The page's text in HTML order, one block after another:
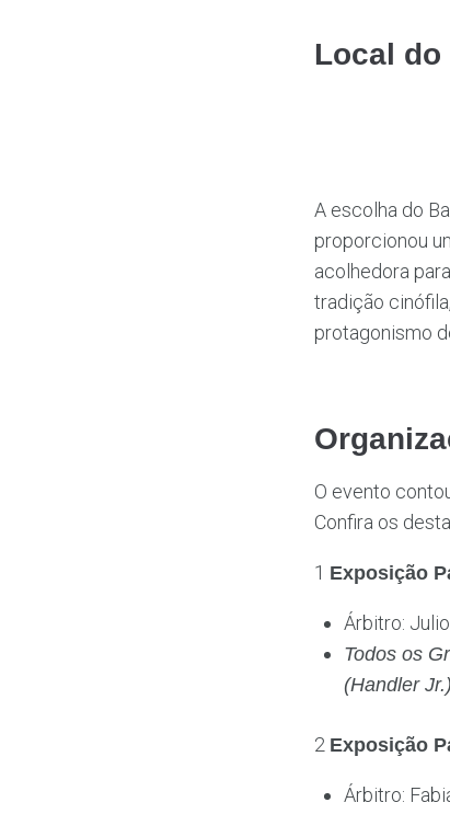
Local do
A escolha do
proporcionou
acolhedora
tradição
protagonismo
O evento
Confira os
1 Exposição
Árbitro:
Todos os
(Handler Jr.)
2 Exposição
Árbitro: